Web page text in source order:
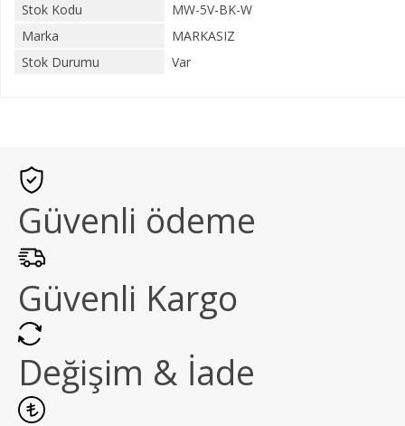
Stok Kodu
MW-5V-BK-W
Marka
MARKASIZ
Stok Durumu
Var
Güvenli ödeme
Güvenli Kargo
Değişim & İade